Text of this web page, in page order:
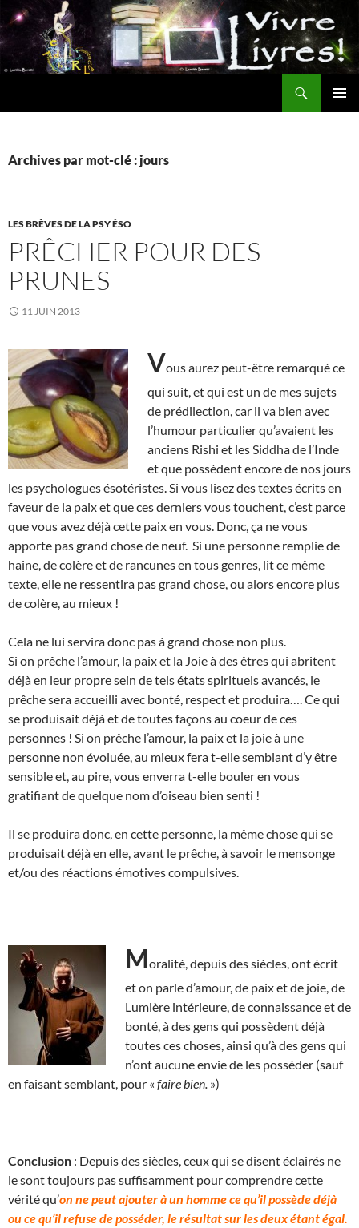
Aller
au
contenu
Archives par mot-clé : jours
LES BRÈVES DE LA PSY ÉSO
PRÊCHER POUR DES
PRUNES
11 JUIN 2013
Vous aurez peut-être remarqué ce
qui suit, et qui est un de mes sujets
de prédilection, car il va bien avec
l’humour particulier qu’avaient les
anciens Rishi et les Siddha de l’Inde
et que possèdent encore de nos jours
les psychologues ésotéristes. Si vous lisez des textes écrits en
faveur de la paix et que ces derniers vous touchent, c’est parce
que vous avez déjà cette paix en vous. Donc, ça ne vous
apporte pas grand chose de neuf. Si une personne remplie de
haine, de colère et de rancunes en tous genres, lit ce même
texte, elle ne ressentira pas grand chose, ou alors encore plus
de colère, au mieux !
Cela ne lui servira donc pas à grand chose non plus.
Si on prêche l’amour, la paix et la Joie à des êtres qui abritent
déjà en leur propre sein de tels états spirituels avancés, le
prêche sera accueilli avec bonté, respect et produira…. Ce qui
se produisait déjà et de toutes façons au coeur de ces
personnes ! Si on prêche l’amour, la paix et la joie à une
personne non évoluée, au mieux fera t-elle semblant d’y être
sensible et, au pire, vous enverra t-elle bouler en vous
gratifiant de quelque nom d’oiseau bien senti !
Il se produira donc, en cette personne, la même chose qui se
produisait déjà en elle, avant le prêche, à savoir le mensonge
et/ou des réactions émotives compulsives.
Moralité, depuis des siècles, ont écrit
et on parle d’amour, de paix et de joie, de
Lumière intérieure, de connaissance et de
bonté, à des gens qui possèdent déjà
toutes ces choses, ainsi qu’à des gens qui
n’ont aucune envie de les posséder (sauf
en faisant semblant, pour « faire bien. »)
Conclusion : Depuis des siècles, ceux qui se disent éclairés ne
le sont toujours pas suffisamment pour comprendre cette
vérité qu’on ne peut ajouter à un homme ce qu’il possède déjà
ou ce qu’il refuse de posséder, le résultat sur les deux étant égal.